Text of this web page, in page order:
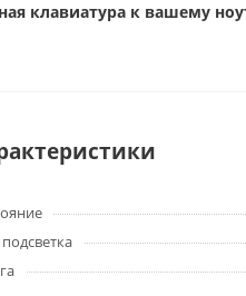
клавиатура к вашему
подсветка